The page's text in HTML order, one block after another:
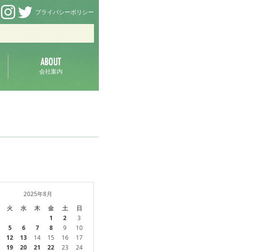
プライバシーポリシー
会社案内
2025年8月
火 水 木 金 土 日
1 2
3
5 6 7 8 9
10
12 13 14 15 16
17
19 20 21 22 23
24